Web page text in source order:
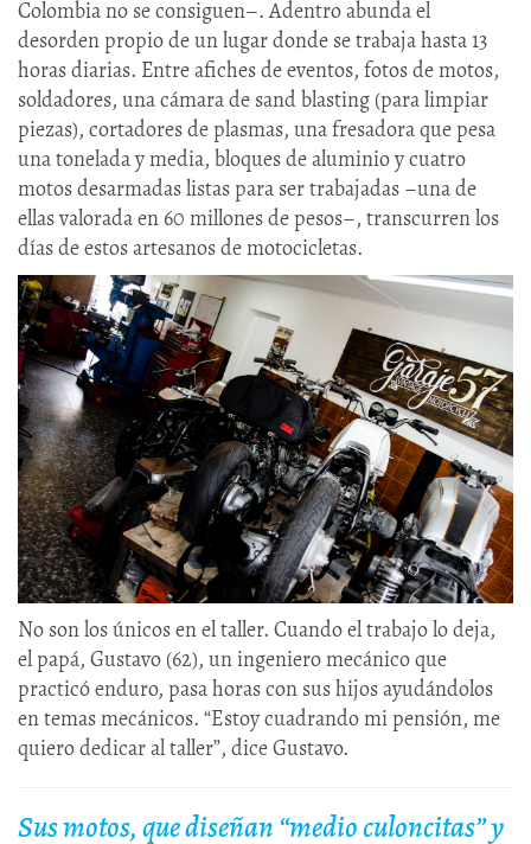
Colombia no se consiguen–. Adentro abunda el
desorden propio de un lugar donde se trabaja hasta 13
horas diarias. Entre afiches de eventos, fotos de motos,
soldadores, una cámara de sand blasting (para limpiar
piezas), cortadores de plasmas, una fresadora que pesa
una tonelada y media, bloques de aluminio y cuatro
motos desarmadas listas para ser trabajadas –una de
ellas valorada en 60 millones de pesos–, transcurren los
días de estos artesanos de motocicletas.
No son los únicos en el taller. Cuando el trabajo lo deja,
el papá, Gustavo (62), un ingeniero mecánico que
practicó enduro, pasa horas con sus hijos ayudándolos
en temas mecánicos. “Estoy cuadrando mi pensión, me
quiero dedicar al taller”, dice Gustavo.
Sus motos, que diseñan “medio culoncitas” y